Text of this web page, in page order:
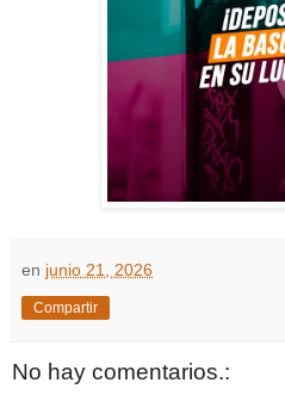
en junio 21, 2026
Compartir
No hay comentarios.: